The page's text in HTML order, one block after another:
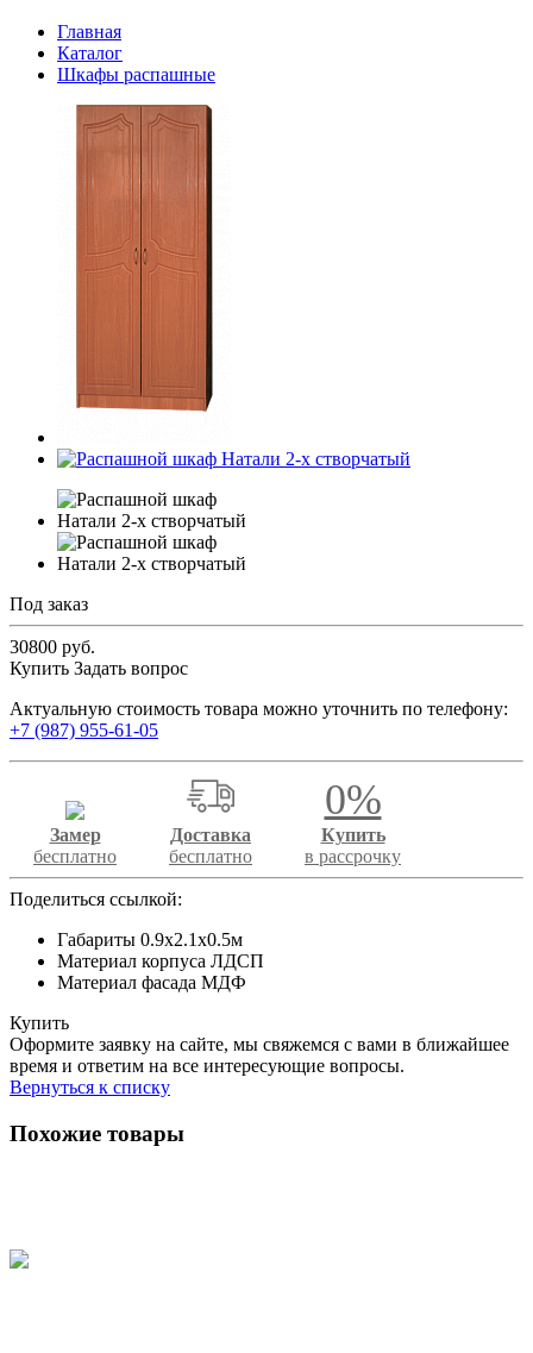
Главная
Каталог
Шкафы распашные
Под заказ
30800 руб.
Купить Задать вопрос
Актуальную стоимость товара можно уточнить по телефону:
+7 (987) 955-61-05
Замер
бесплатно
Доставка
бесплатно
0%
Купить
в рассрочку
Поделиться ссылкой:
Габариты 0.9x2.1x0.5м
Материал корпуса ЛДСП
Материал фасада МДФ
Купить
Оформите заявку на сайте, мы свяжемся с вами в ближайшее
время и ответим на все интересующие вопросы.
Вернуться к списку
Похожие товары